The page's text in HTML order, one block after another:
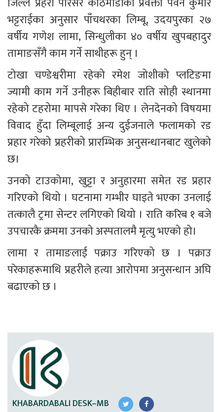
भट्टराईका अनुसार पाँचथरका लिम्बू, उदयपुरका २७
वर्षीय गणेश लामा, सिन्धुलीका ४० वर्षीय खुपबहादुर
तामाङसँगै काम गर्ने साथीहरू हुन् ।
टोखा चण्डेश्वरीमा रहेको रमेश जोशीको प्लटिङमा
ज्यामी काम गर्ने उनीहरू बिहीबार राति सोही स्थानमा
रहेको टहरोमा मापसे गरेका थिए । लेनदेनको विषयमा
विवाद हुँदा लिम्बूलाई अन्य दुईजनाले फलामको रड
प्रहार गरेको प्रहरीको प्रारम्भिक अनुसन्धानबाट खुलेको
छ।
उनको टाउकोमा, खुट्टा र अनुहारमा समेत रड प्रहार
गरिएको थियो । घटनामा गम्भीर घाइते भएका उनलाई
तत्कालै ट्रमा सेन्टर लगिएको थियो । राति करिब १ बजे
उपचारकै क्रममा उनको अस्पतालमै मृत्यु भएको हो।
लामा र तामाङलाई पक्राउ गरिएको छ । पक्राउ
परेकाहरूमाथि प्रहरीले हत्या आरोपमा अनुसन्धान अघि
बढाएको छ ।
KHABARDABALI DESK–MB